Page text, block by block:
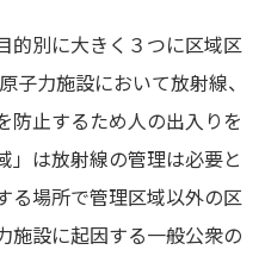
的別に大きく３つに区域区
子力施設において放射線、
防止するため人の出入りを
」は放射線の管理は必要と
る場所で管理区域以外の区
施設に起因する一般公衆の